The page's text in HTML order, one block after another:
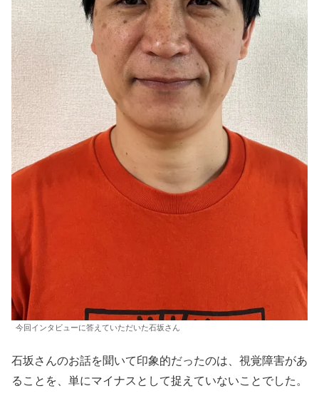
今回インタビューに答えていただいた石坂さん
石坂さんのお話を聞いて印象的だったのは、視覚障害があ
ることを、単にマイナスとして捉えていないことでした。